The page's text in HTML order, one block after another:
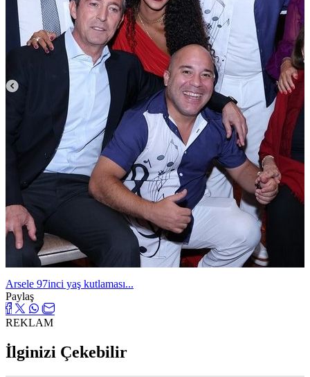
Arsele 97inci yaş kutlaması...
Paylaş
REKLAM
İlginizi Çekebilir